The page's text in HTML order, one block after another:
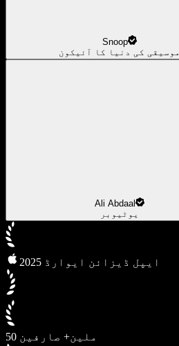
Snoop
موسیقی کی دنیا کا آئیکون
Ali Abdaal
یوٹیوبر
2025 ایپل ڈیزائن ایوارڈ
50 ملین+ صارفین